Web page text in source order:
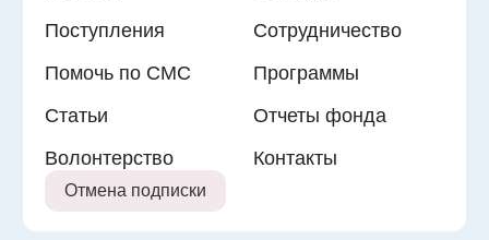
Поступления
Сотрудничество
Помочь по СМС
Программы
Статьи
Отчеты фонда
Волонтерство
Контакты
Отмена подписки